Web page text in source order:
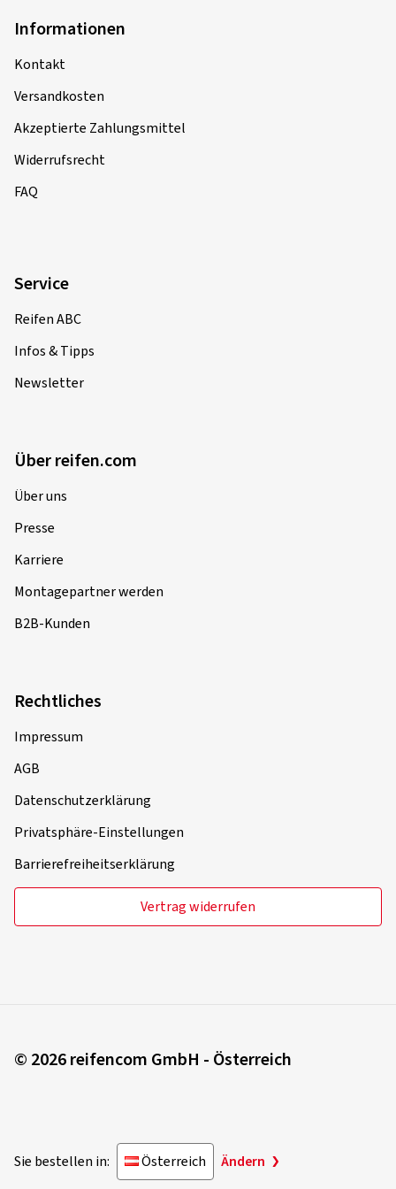
Informationen
Kontakt
Versandkosten
Akzeptierte Zahlungsmittel
Widerrufsrecht
FAQ
Service
Reifen ABC
Infos & Tipps
Newsletter
Über reifen.com
Über uns
Presse
Karriere
Montagepartner werden
B2B-Kunden
Rechtliches
Impressum
AGB
Datenschutzerklärung
Privatsphäre-Einstellungen
Barrierefreiheitserklärung
Vertrag widerrufen
© 2026 reifencom GmbH - Österreich
Sie bestellen in: Österreich Ändern